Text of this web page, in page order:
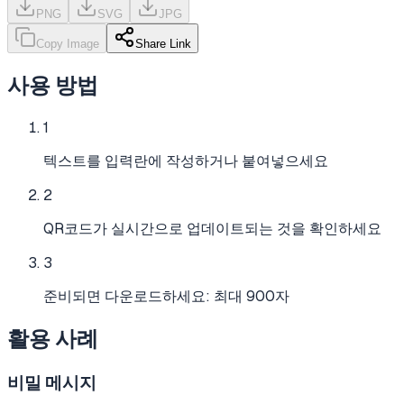
PNG SVG JPG
Copy Image Share Link
사용 방법
1
텍스트를 입력란에 작성하거나 붙여넣으세요
2
QR코드가 실시간으로 업데이트되는 것을 확인하세요
3
준비되면 다운로드하세요: 최대 900자
활용 사례
비밀 메시지